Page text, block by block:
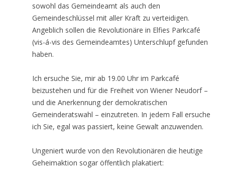
sowohl das Gemeindeamt als auch den
Gemeindeschlüssel mit aller Kraft zu verteidigen.
Angeblich sollen die Revolutionäre in Elfies Parkcafé
(vis-á-vis des Gemeindeamtes) Unterschlupf gefunden
haben.
Ich ersuche Sie, mir ab 19.00 Uhr im Parkcafé
beizustehen und für die Freiheit von Wiener Neudorf –
und die Anerkennung der demokratischen
Gemeinderatswahl – einzutreten. In jedem Fall ersuche
ich Sie, egal was passiert, keine Gewalt anzuwenden.
Ungeniert wurde von den Revolutionären die heutige
Geheimaktion sogar öffentlich plakatiert: